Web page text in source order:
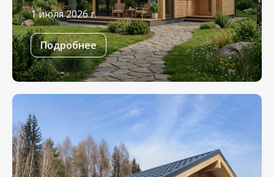
1 июля 2026 г.
Подробнее